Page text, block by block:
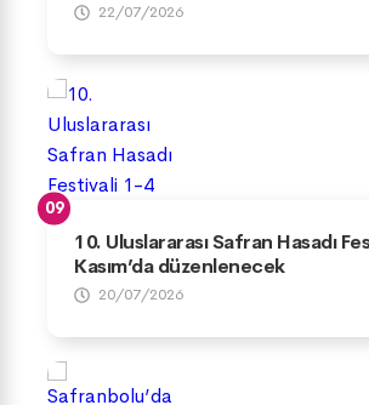
22/07/2026
10. Uluslararası Safran Hasadı
Kasım’da düzenlenecek
20/07/2026